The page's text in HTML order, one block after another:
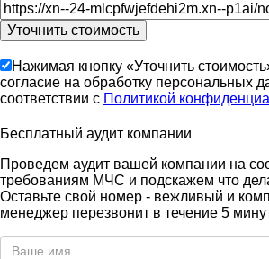
Нажимая кнопку «Уточнить
согласие на обработку персональных
соответствии с Политикой
Бесплатный аудит компании
Проведем аудит вашей компании на
требованиям МЧС и подскажем что
Оставьте свой номер - вежливый и
менеджер перезвонит в течение 5